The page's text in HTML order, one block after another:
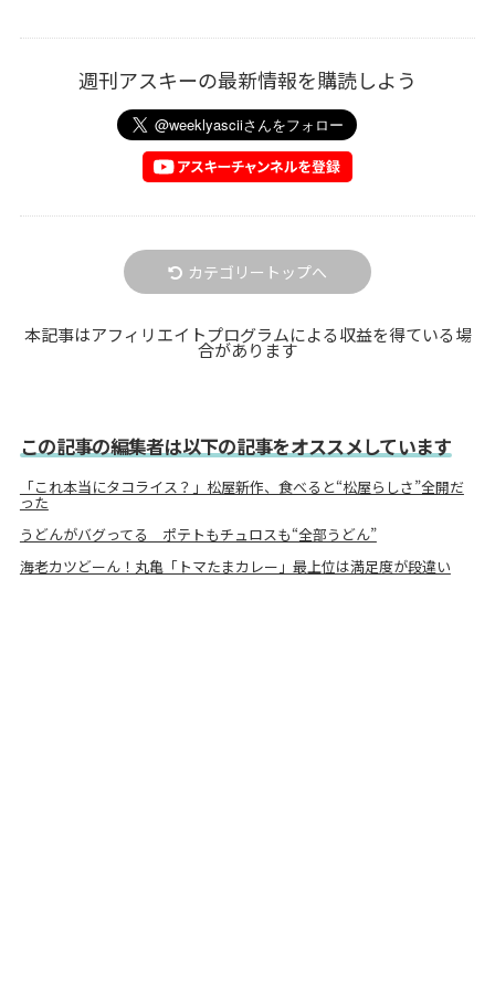
週刊アスキーの最新情報を購読しよう
カテゴリートップへ
本記事はアフィリエイトプログラムによる収益を得ている場
合があります
この記事の編集者は以下の記事をオススメしています
「これ本当にタコライス？」松屋新作、食べると“松屋らしさ”全開だ
った
うどんがバグってる ポテトもチュロスも“全部うどん”
海老カツどーん！丸亀「トマたまカレー」最上位は満足度が段違い